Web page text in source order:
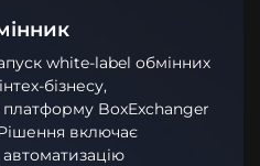
white-label обмінних
бізнесу,
BoxExchanger
включає
автоматизацію